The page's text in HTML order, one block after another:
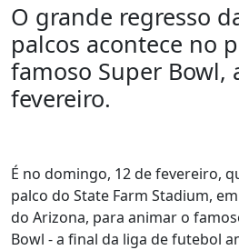
O grande regresso
palcos acontece no
famoso Super Bowl,
fevereiro.
É no domingo, 12 de fevereiro,
palco do State Farm Stadium,
do Arizona, para animar o
Bowl - a final da liga de futebol